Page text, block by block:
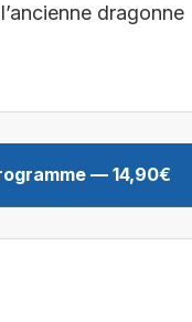
dragonne
— 14,90€